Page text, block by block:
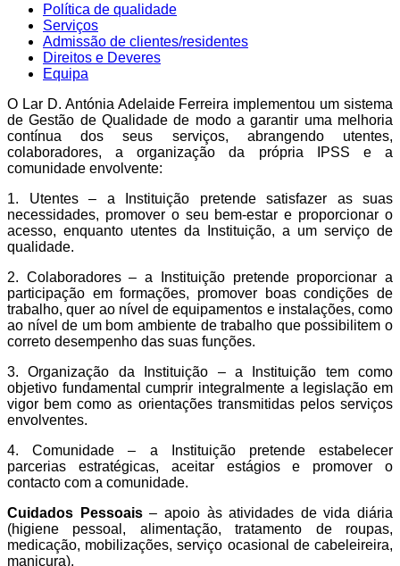
Política de qualidade
Serviços
Admissão de clientes/residentes
Direitos e Deveres
Equipa
O Lar D. Antónia Adelaide Ferreira implementou um sistema
de Gestão de Qualidade de modo a garantir uma melhoria
contínua dos seus serviços, abrangendo utentes,
colaboradores, a organização da própria IPSS e a
comunidade envolvente:
1. Utentes – a Instituição pretende satisfazer as suas
necessidades, promover o seu bem-estar e proporcionar o
acesso, enquanto utentes da Instituição, a um serviço de
qualidade.
2. Colaboradores – a Instituição pretende proporcionar a
participação em formações, promover boas condições de
trabalho, quer ao nível de equipamentos e instalações, como
ao nível de um bom ambiente de trabalho que possibilitem o
correto desempenho das suas funções.
3. Organização da Instituição – a Instituição tem como
objetivo fundamental cumprir integralmente a legislação em
vigor bem como as orientações transmitidas pelos serviços
envolventes.
4. Comunidade – a Instituição pretende estabelecer
parcerias estratégicas, aceitar estágios e promover o
contacto com a comunidade.
Cuidados Pessoais– apoio às atividades de vida diária
(higiene pessoal, alimentação, tratamento de roupas,
medicação, mobilizações, serviço ocasional de cabeleireira,
manicura).